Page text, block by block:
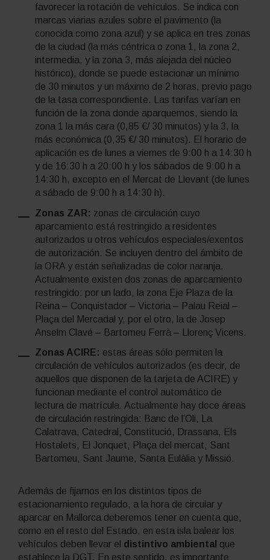
favorecer la rotación de vehículos. Se indica con
marcas viarias azules sobre el pavimento (la
conocida como zona azul) y se aplica en tres zonas
de la ciudad (la más céntrica o zona 1, la zona 2,
intermedia, y la zona 3, más alejada del núcleo
histórico), donde se puede estacionar un mínimo
de 30 minutos y un máximo de 2 horas, previo pago
de la tasa correspondiente. Las tarifas varían en
función de la zona donde aparquemos, siendo la
zona 1 la más cara (0,85 €/ 30 minutos) y la 3, la
más económica (0,35 €/ 30 minutos). El horario de
aplicación es de lunes a viernes de 9:00 h a 14:30 h
y de 16:30 h a 20:00 h y los sábados de 9:00 h a
14:30 h, excepto en el Mercat de Llevant (de lunes
a sábado de 9:00 h a 14:30 h).
Zonas ZAR: zonas de circulación cuyo
aparcamiento está restringido a residentes
autorizados u otros vehículos especiales/exentos
de autorización. Se incluyen dentro del ámbito de
la ORA y están señalizadas de color naranja.
Actualmente existen dos zonas de aparcamiento
restringido: por un lado, la zona Eje Plaza de la
Reina – Conquistador – Victoria – Palau Reial –
Plaça del Mercadal y, por el otro, la de Josep
Anselm Clavé – Bartomeu Ferrà – Llorenç Vicens.
Zonas ACIRE: estas áreas sólo permiten la
circulación de vehículos autorizados (es decir, de
aquellos que disponen de la tarjeta de ACIRE) y
funcionan mediante el control automático de
lectura de matrícula. Actualmente hay doce áreas
de circulación restringida: Banc de l’Oli, La
Calatrava, Catedral, Constitució, Drassana, Els
Hostalets, El Jonquet, Plaça del mercat, Sant
Bartomeu, Sant Jaume, Santa Eulàlia y Missió.
Además de fijarnos en los distintos tipos de
estacionamiento regulado, a la hora de circular y
aparcar en Mallorca deberemos tener en cuenta que,
como en el resto del Estado, en esta isla balear los
vehículos deben llevar el distintivo ambiental que
establece la DGT. En este sentido, es importante